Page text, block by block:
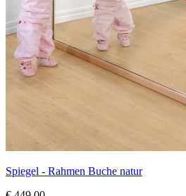
Spiegel - Rahmen Buche natur